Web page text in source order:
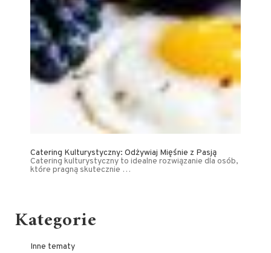
Catering Kulturystyczny: Odżywiaj Mięśnie z Pasją
Catering kulturystyczny to idealne rozwiązanie dla osób,
które pragną skutecznie …
Kategorie
Inne tematy